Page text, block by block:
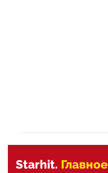
Starhit. Главное